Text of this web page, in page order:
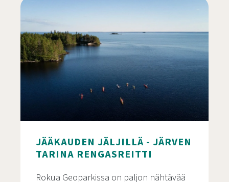
JÄÄKAUDEN JÄLJILLÄ - JÄRVEN
TARINA RENGASREITTI
Rokua Geoparkissa on paljon nähtävää